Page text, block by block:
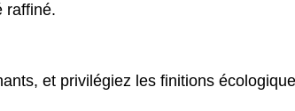
raffiné.
et privilégiez les finitions